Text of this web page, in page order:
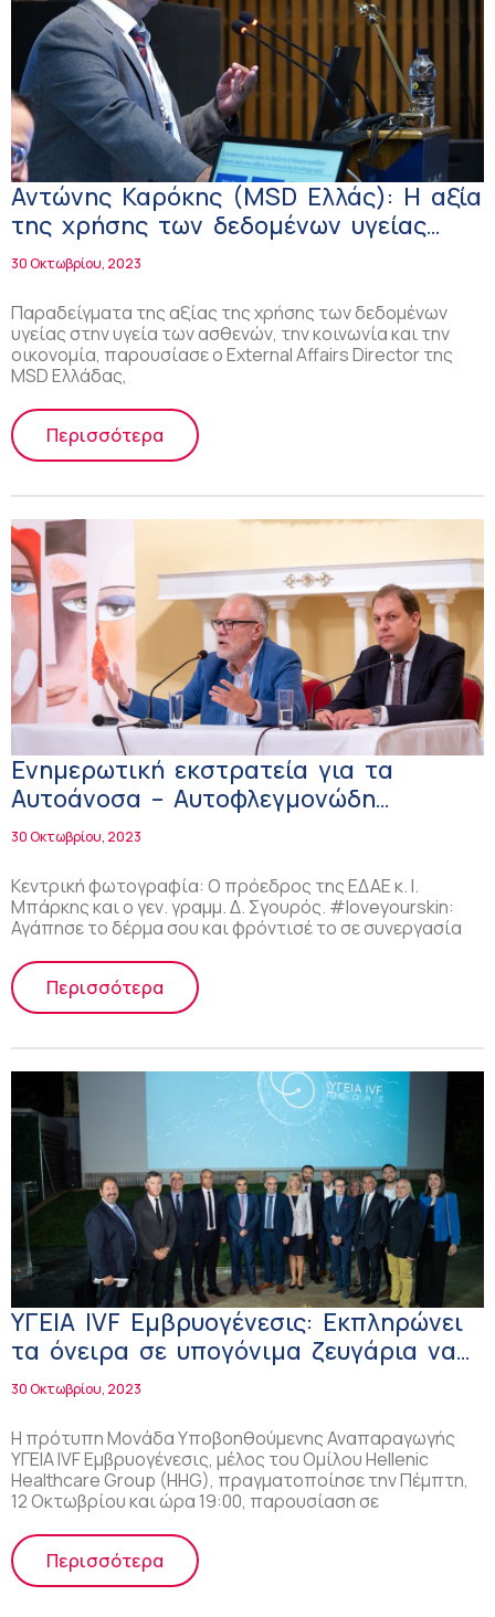
Αντώνης Καρόκης (MSD Ελλάς): Η αξία
της χρήσης των δεδομένων υγείας
στην υγεία των ασθενών, την κοινωνία
και την οικονομία!
30 Οκτωβρίου, 2023
Παραδείγματα της αξίας της χρήσης των δεδομένων
υγείας στην υγεία των ασθενών, την κοινωνία και την
οικονομία, παρουσίασε ο External Affairs Director της
MSD Ελλάδας,
Περισσότερα
Ενημερωτική εκστρατεία για τα
Αυτοάνοσα – Αυτοφλεγμονώδη
Δερματικά Νοσήματα!
30 Οκτωβρίου, 2023
Κεντρική φωτογραφία: Ο πρόεδρος της ΕΔΑΕ κ. Ι.
Μπάρκης και ο γεν. γραμμ. Δ. Σγουρός. #loveyourskin:
Αγάπησε το δέρμα σου και φρόντισέ το σε συνεργασία
Περισσότερα
ΥΓΕΙΑ IVF Εμβρυογένεσις: Εκπληρώνει
τα όνειρα σε υπογόνιμα ζευγάρια να
αποκτήσουν παιδιά! (βίντεο)
30 Οκτωβρίου, 2023
Η πρότυπη Μονάδα Υποβοηθούμενης Αναπαραγωγής
ΥΓΕΙΑ IVF Εμβρυογένεσις, μέλος του Ομίλου Hellenic
Healthcare Group (HHG), πραγματοποίησε την Πέμπτη,
12 Οκτωβρίου και ώρα 19:00, παρουσίαση σε
Περισσότερα